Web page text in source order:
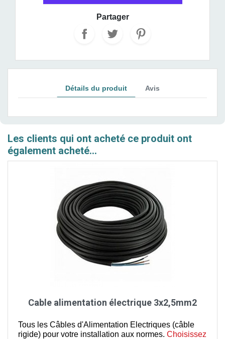
Partager
Détails du produit Avis
Les clients qui ont acheté ce produit ont
également acheté...
Cable alimentation électrique 3x2,5mm2
Tous les Câbles d'Alimentation Electriques (câble
rigide) pour votre installation aux normes. Choisissez